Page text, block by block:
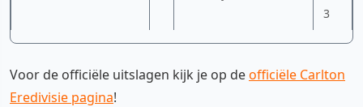
3
Voor de officiële uitslagen kijk je op deofficiële Carlton
Eredivisie pagina!